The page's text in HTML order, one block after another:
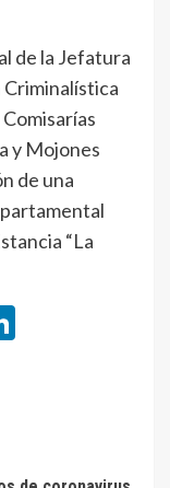
de la Jefatura
y Mojones
de una
“La